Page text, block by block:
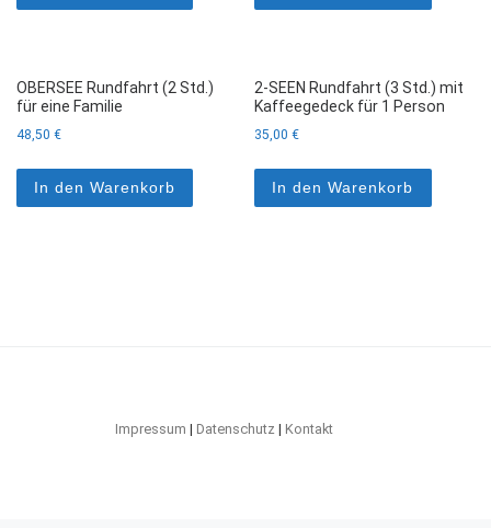
OBERSEE Rundfahrt (2 Std.)
für eine Familie
48,50 €
In den Warenkorb
2-SEEN Rundfahrt (3 Std.) mit
Kaffeegedeck für 1 Person
35,00€
In den Warenkorb
Impressum | Datenschutz | Kontakt